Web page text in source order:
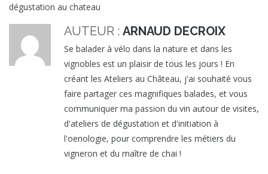
dégustation au chateau
AUTEUR : ARNAUD DECROIX
Se balader à vélo dans la nature et dans les
vignobles est un plaisir de tous les jours ! En
créant les Ateliers au Château, j'ai souhaité vous
faire partager ces magnifiques balades, et vous
communiquer ma passion du vin autour de visites,
d'ateliers de dégustation et d'initiation à
l'oenologie, pour comprendre les métiers du
vigneron et du maître de chai !